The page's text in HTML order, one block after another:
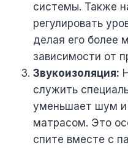
системы. Также
регулировать
делая его более
зависимости от
Звукоизоляция:
служить
уменьшает шум и
матрасом. Это
спите вместе с